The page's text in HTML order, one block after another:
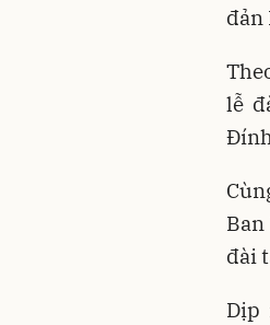
đản
lễ
đài
Dịp